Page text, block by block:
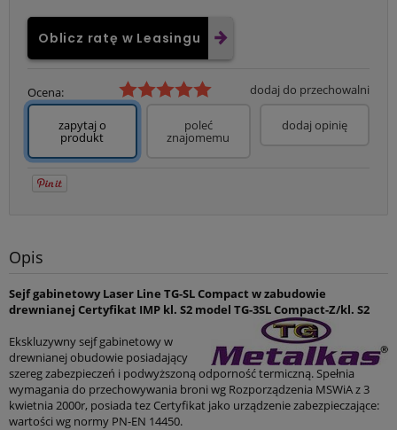
Oblicz ratę w Leasingu
Ocena: dodaj do przechowalni
zapytaj o
produkt
poleć
znajomemu
dodaj opinię
Opis
Sejf gabinetowy Laser Line TG-SL Compact w zabudowie
drewnianej Certyfikat IMP kl. S2 model TG-3SL Compact-Z/kl. S2
Ekskluzywny sejf gabinetowy w
drewnianej obudowie posiadający
szereg zabezpieczeń i podwyższoną odporność termiczną. Spełnia
wymagania do przechowywania broni wg Rozporządzenia MSWiA z 3
kwietnia 2000r, posiada tez Certyfikat jako urządzenie zabezpieczające:
wartości wg normy PN-EN 14450.